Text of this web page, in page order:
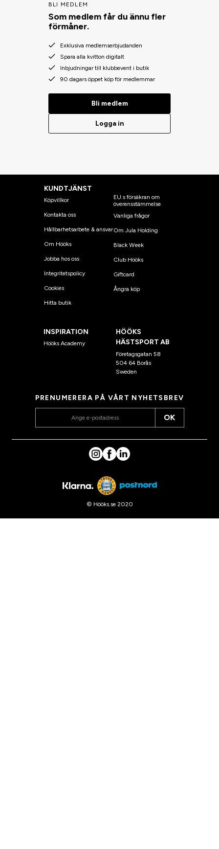
BLI MEDLEM
Som medlem får du ännu fler
förmåner.
Exklusiva medlemserbjudanden
Spara alla kvitton digitalt
Inbjudningar till klubbevent i butik
90 dagars öppet köp för medlemmar
Bli medlem
Logga in
KUNDTJÄNST
Köpvillkor
Kontakta oss
Hållbarhetsarbete & ansvar
Om Hööks
Jobba hos oss
Integritetspolicy
Cookies
Hitta butik
EU:s försäkran om
överensstämmelse
Vanliga frågor
Om Jula Holding
Black Week
Club Hööks
Giftcard
Ångra köp
INSPIRATION
Hööks Academy
HÖÖKS
HÄSTSPORT AB
Företagsgatan 58
504 64 Borås
Sweden
PRENUMERERA PÅ VÅRT NYHETSBREV
OK
© Hööks.se 2020